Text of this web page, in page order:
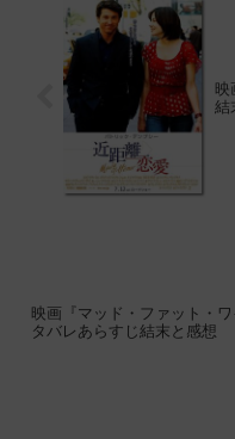
映
結
映画『マッド・ファット・
タバレあらすじ結末と感想